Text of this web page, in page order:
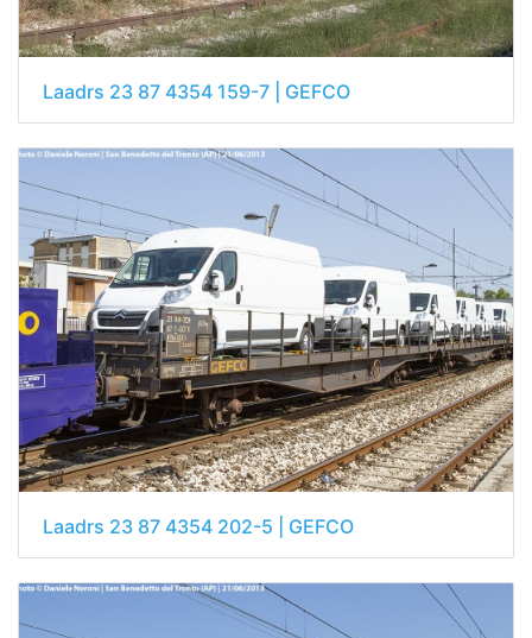
Laadrs 23 87 4354 159-7 | GEFCO
Laadrs 23 87 4354 202-5 | GEFCO